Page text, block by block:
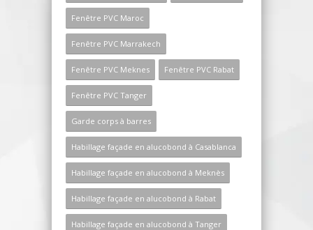
Fenêtre PVC Maroc
Fenêtre PVC Marrakech
Fenêtre PVC Meknes Fenêtre PVC Rabat
Fenêtre PVC Tanger
Garde corps à barres
Habillage façade en alucobond à Casablanca
Habillage façade en alucobond à Meknès
Habillage façade en alucobond à Rabat
Habillage façade en alucobond à Tanger